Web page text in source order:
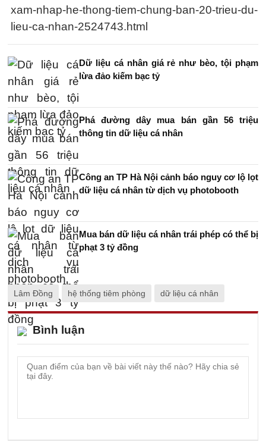
xam-nhap-he-thong-tiem-chung-ban-20-trieu-du-
lieu-ca-nhan-2524743.html
Dữ liệu cá nhân giá rẻ như bèo, tội phạm
lừa đảo kiếm bạc tỷ
Phá đường dây mua bán gần 56 triệu
thông tin dữ liệu cá nhân
Công an TP Hà Nội cảnh báo nguy cơ lộ lọt
dữ liệu cá nhân từ dịch vụ photobooth
Mua bán dữ liệu cá nhân trái phép có thể bị
phạt 3 tỷ đồng
Lâm Đồng hệ thống tiêm phòng dữ liệu cá nhân
Bình luận